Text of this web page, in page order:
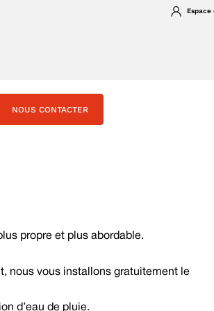
NOUS CONTACTER
propre et plus abordable.
nous vous installons gratuitement le
d’eau de pluie.